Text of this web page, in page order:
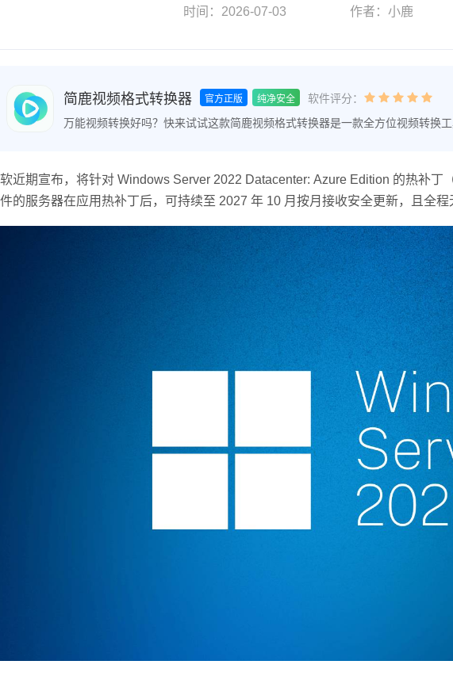
时间：2026-07-03 作者：小鹿
简鹿视频格式转换器 官方正版 纯净安全
软件评分：
万能视频转换好吗？快来试试这款简鹿视频格式转换器是一款全方位视频转换工
近期宣布，将针对 Windows Server 2022 Datacenter: Azure Edition 的热补
的服务器在应用热补丁后，可持续至 2027 年 10 月按月接收安全更新，且全程